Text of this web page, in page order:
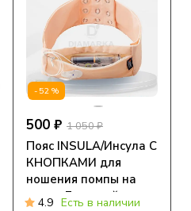
-52%
500 ₽ 1 050 ₽
Пояс INSULA/Инсула С
КНОПКАМИ для
ношения помпы на
талии Бежевый
4.9 Есть в наличии